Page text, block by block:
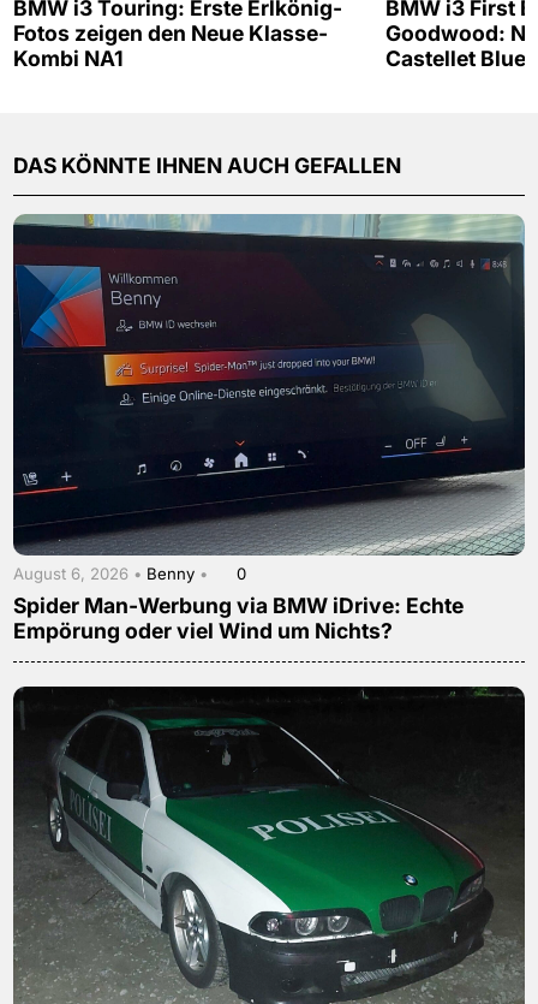
BMW i3 Touring: Erste Erlkönig-
Fotos zeigen den Neue Klasse-
Kombi NA1
BMW i3 First
Goodwood:
Castellet Blue
DAS KÖNNTE IHNEN AUCH GEFALLEN
August 6, 2026 • Benny • 0
Spider Man-Werbung via BMW iDrive: Echte
Empörung oder viel Wind um Nichts?